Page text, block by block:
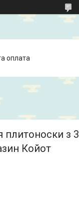
оплата
плитоноски з 3
Койот